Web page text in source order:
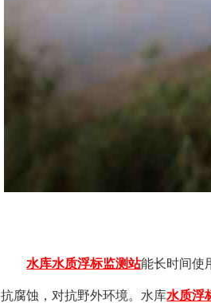
水库水质浮标监测站能长时间使
抗腐蚀，对抗野外环境。水库水质浮